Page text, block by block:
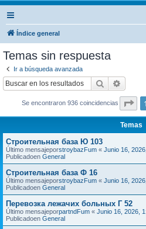
Índice general
Temas sin respuesta
Ir a búsqueda avanzada
Buscar
Se encontraron 936 coincidencias 1
Temas
Строительная база Ю 103
Último mensajeporstroybazFum « Junio 16,
Publicadoen General
Строительная база Ф 16
Último mensajeporstroybazFum « Junio 16,
Publicadoen General
Перевозка лежачих больных Г 52
Último mensajeporpartndFum « Junio 16, 2026,
Publicadoen General